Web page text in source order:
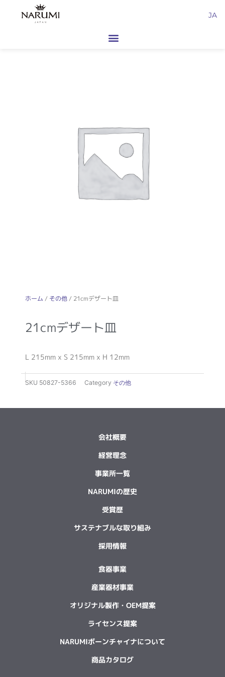
JA
ホーム / その他/ 21cmデザート皿
21cmデザート皿
L 215mm x S 215mm x H 12mm
SKU 50827-5366 Category その他
会社概要
経営理念
事業所一覧
NARUMIの歴史
受賞歴
サステナブルな取り組み
採用情報
食器事業
産業器材事業
オリジナル製作・OEM提案
ライセンス提案
NARUMIボーンチャイナについて
商品カタログ